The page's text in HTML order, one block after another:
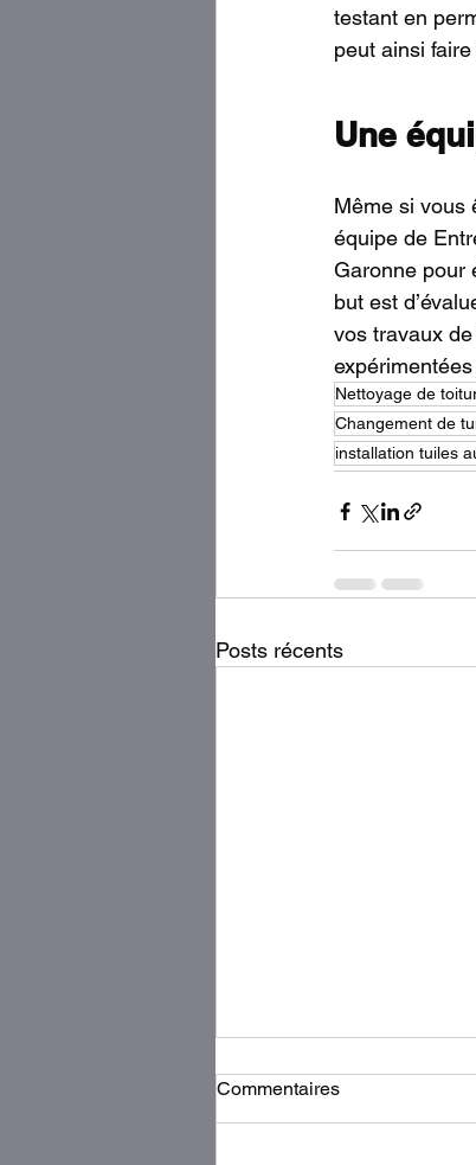
testant en
peut ainsi
Une
Même si vous
équipe de
Garonne pour
but est
vos travaux
Nettoyage de
Changement de
installation tuiles
Posts récents
Commentaires